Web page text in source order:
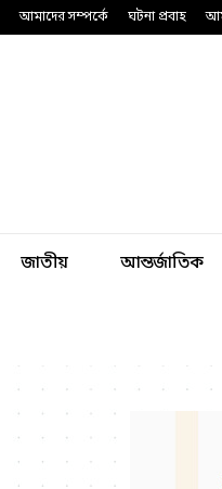
আমাদের সম্পর্কে ঘটনা প্রবাহ
জাতীয় আন্তর্জাতিক